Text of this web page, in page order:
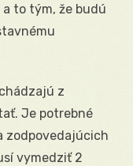
to tým, že budú
z
Je potrebné
zodpovedajúcich
vymedziť 2